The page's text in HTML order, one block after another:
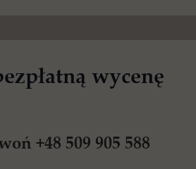
wycenę
+48 509 905 588